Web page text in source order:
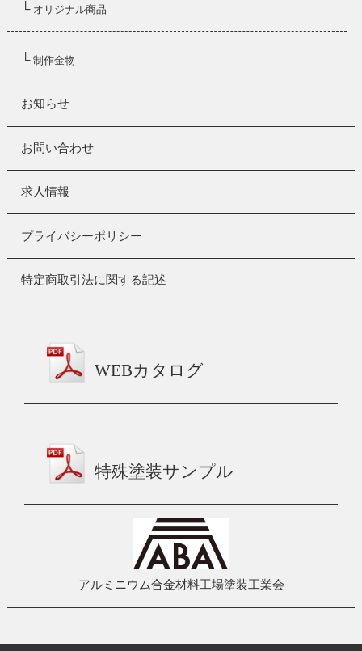
└ オリジナル商品
└ 制作金物
お知らせ
お問い合わせ
求人情報
プライバシーポリシー
特定商取引法に関する記述
WEBカタログ
特殊塗装サンプル
アルミニウム合金材料工場塗装工業会